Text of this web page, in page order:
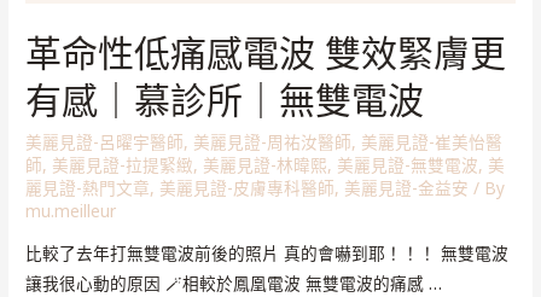
革命性低痛感電波 雙效緊膚更
有感｜慕診所｜無雙電波
美麗見證-呂曜宇醫師, 美麗見證-周祐汝醫師, 美麗見證-崔美怡醫
師, 美麗見證-拉提緊緻, 美麗見證-林暐熙, 美麗見證-無雙電波, 美
麗見證-熱門文章, 美麗見證-皮膚專科醫師, 美麗見證-金益安 / By
mu.meilleur
比較了去年打無雙電波前後的照片 真的會嚇到耶！！！ 無雙電波
讓我很心動的原因 🪄相較於鳳凰電波 無雙電波的痛感 …